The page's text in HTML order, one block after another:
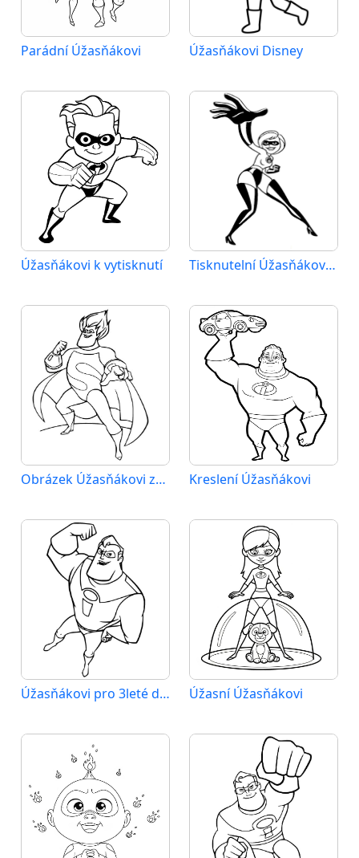
Parádní Úžasňákovi Úžasňákovi Disney
Úžasňákovi k vytisknutí Tisknutelní Úžasňákovi zadarmo
Obrázek Úžasňákovi zdarma Kreslení Úžasňákovi
Úžasňákovi pro 3leté děti Úžasní Úžasňákovi